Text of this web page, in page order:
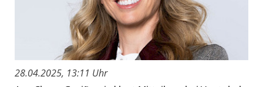
28.04.2025, 13:11 Uhr